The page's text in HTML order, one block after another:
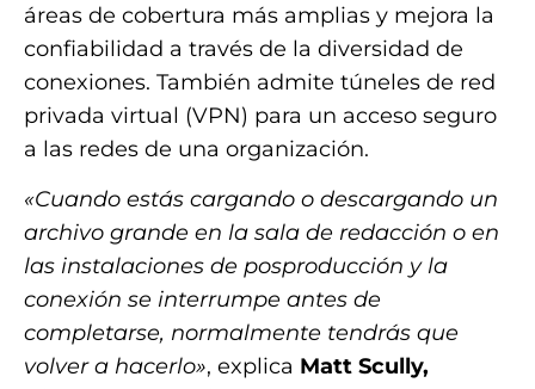
áreas de cobertura más amplias y mejora la
confiabilidad a través de la diversidad de
conexiones. También admite túneles de red
privada virtual (VPN) para un acceso seguro
a las redes de una organización.
«Cuando estás cargando o descargando un
archivo grande en la sala de redacción o en
las instalaciones de posproducción y la
conexión se interrumpe antes de
completarse, normalmente tendrás que
volver a hacerlo», explica Matt Scully,